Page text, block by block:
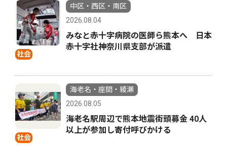
社会
中区・西区・南区
2026.08.04
みなと赤十字病院の医師ら熊本へ 日本
赤十字社神奈川県支部が派遣
社会
海老名・座間・綾瀬
2026.08.05
海老名駅周辺で熊本地震街頭募金 40人
以上が参加し寄付呼びかける